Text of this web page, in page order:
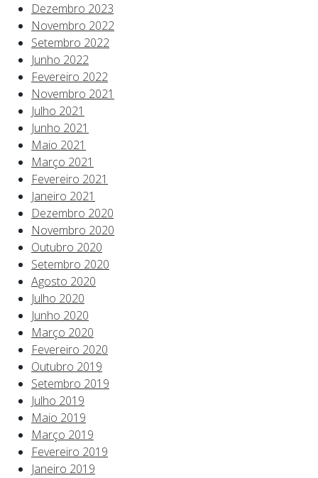
Dezembro 2023
Novembro 2022
Setembro 2022
Junho 2022
Fevereiro 2022
Novembro 2021
Julho 2021
Junho 2021
Maio 2021
Março 2021
Fevereiro 2021
Janeiro 2021
Dezembro 2020
Novembro 2020
Outubro 2020
Setembro 2020
Agosto 2020
Julho 2020
Junho 2020
Março 2020
Fevereiro 2020
Outubro 2019
Setembro 2019
Julho 2019
Maio 2019
Março 2019
Fevereiro 2019
Janeiro 2019